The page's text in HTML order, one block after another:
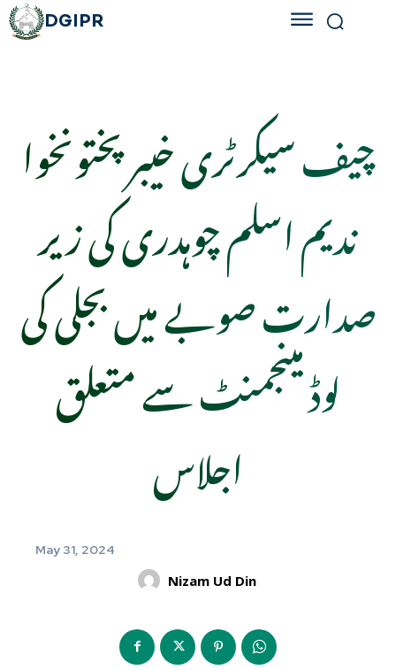
DGIPR
چیف سیکرٹری خیبرپختونخوا
ندیم اسلم چوہدری کی زیر
صدارت صوبے میں بجلی کی
لوڈ مینجمنٹ سے متعلق
اجلاس
May 31, 2024
Nizam Ud Din